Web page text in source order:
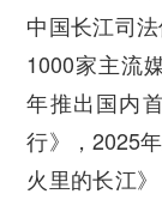
中国长江司
1000家主流
年推出国内
行》，2025
火里的长江